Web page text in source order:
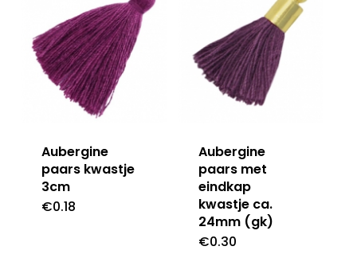
Aubergine
paars kwastje
3cm
€0.18
Aubergine
paars met
eindkap
kwastje ca.
24mm (gk)
€0.30